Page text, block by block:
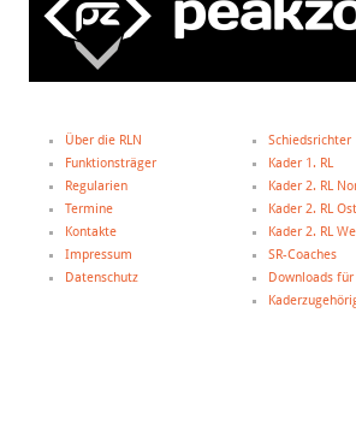
Über die RLN
Funktionsträger
Regularien
Termine
Kontakte
Impressum
Datenschutz
Schiedsrichter
Kader 1. RL
Kader 2. RL
Kader 2. RL Ost
Kader 2. RL
SR-Coaches
Downloads für